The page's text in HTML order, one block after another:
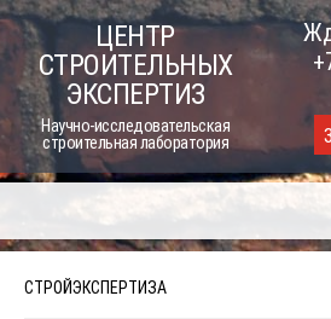
Skip
to
content
ЦЕНТР
СТРОИТЕЛЬНЫХ
ЭКСПЕРТИЗ
Научно-исследовательская
строительная лаборатория
СТРОЙЭКСПЕРТИЗА